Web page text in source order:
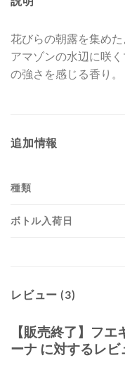
花びらの朝露を集め
アマゾンの水辺に咲
の強さを感じる香り。
追加情報
種類
ボトル入荷日
レビュー (3)
【販売終了】フ
ーナ に対するレビ